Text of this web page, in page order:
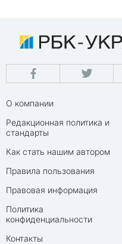
О компании
Редакционная политика и
стандарты
Как стать нашим автором
Правила пользования
Правовая информация
Политика
конфиденциальности
Контакты